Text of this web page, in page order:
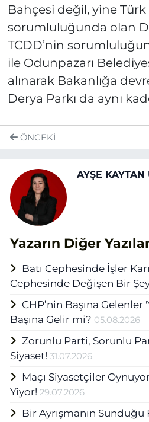
Bahçesi değil, yine Türk
sorumluluğunda olan
TCDD’nin
ile Odunpazarı
alınarak Bakanlığa
Derya Parkı da aynı
ÖNCEKI
AYŞE KAYTAN
Yazarın Diğer
Batı Cephesinde İşler
Cephesinde Değişen Bir
CHP’nin Başına
Başına Gelir mi? 05.08.2026
Zorunlu Parti, Sorunlu
Siyaset! 31.07.2026
Maçı Siyasetçiler
Yiyor! 29.07.2026
Bir Ayrışmanın Sunduğu